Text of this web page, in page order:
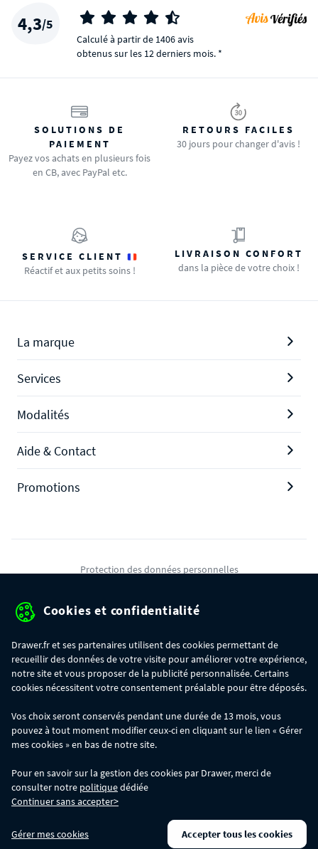
4,3/5
Calculé à partir de 1406 avis
obtenus sur les 12 derniers mois. *
SOLUTIONS DE
PAIEMENT
Payez vos achats en plusieurs fois
en CB, avec PayPal etc.
RETOURS FACILES
30 jours pour changer d'avis !
SERVICE CLIENT
Réactif et aux petits soins !
LIVRAISON CONFORT
dans la pièce de votre choix !
La marque
Services
Modalités
Aide & Contact
Promotions
Protection des données personnelles
Gérer mes cookies
commande :
- 30€ sur votre commande dès 300€ d'achat, avec le code BIKINI30
- 50€ sur votre commande dès 500€ d'achat, avec le code BIKINI50
Les codes BIKINI30, BIKINI50 et BIKINI100 ne sont valables que sur
www.drawer.fr; ils ne sont pas cumulables entre eux, ni avec d'autres codes
promotionnels. La remise se calculera automatiquement dans votre panier
lors de la saisie du code adéquat.
DRAWER DAYS- Du 29/07 au 11/08 inclus : profitez de remises allant jusqu'à
-50% sur une large sélection de produits. Opération valable dans la limite des
Cookies et confidentialité
Drawer.fr et ses partenaires utilisent des cookies permettant de
recueillir des données de votre visite pour améliorer votre expérience,
notre site et vous proposer de la publicité personnalisée. Certains
cookies nécessitent votre consentement préalable pour être déposés.
Vos choix seront conservés pendant une durée de 13 mois, vous
pouvez à tout moment modifier ceux-ci en cliquant sur le lien « Gérer
mes cookies » en bas de notre site.
Pour en savoir sur la gestion des cookies par Drawer, merci de
consulter notre politiquedédiée
Continuer sans accepter>
Gérer mes cookies Accepter tous les cookies